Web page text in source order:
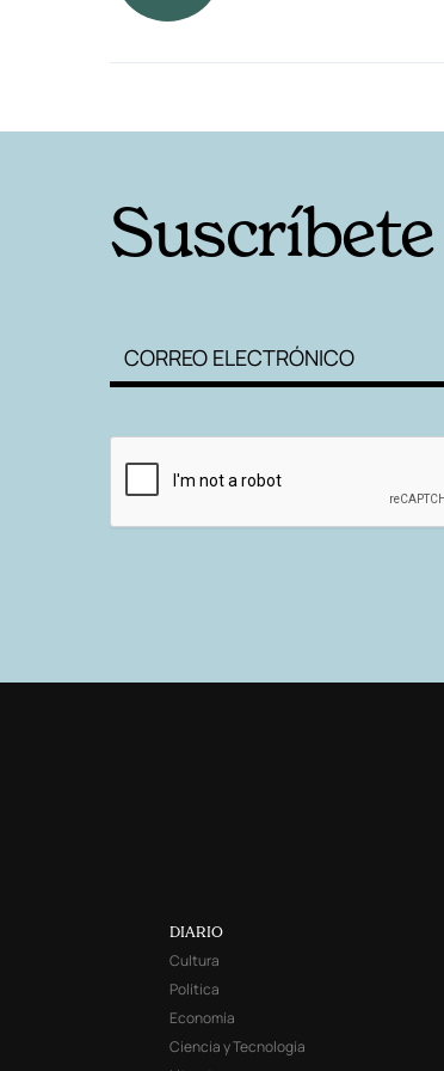
DIARIO
Cultura
Política
Economía
Ciencia y Tecnología